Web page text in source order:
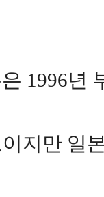
1996년
지만 일